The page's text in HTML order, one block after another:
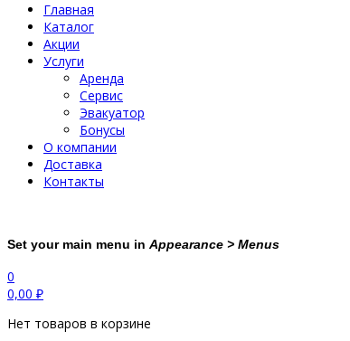
Главная
Каталог
Акции
Услуги
Аренда
Сервис
Эвакуатор
Бонусы
О компании
Доставка
Контакты
Set your main menu in Appearance > Menus
0
0,00 ₽
Нет товаров в корзине